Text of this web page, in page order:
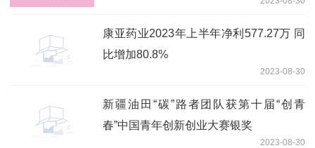
康亚药业2023年上半年净利577.27万 同
比增加80.8%
2023-08-30
新疆油田“碳”路者团队获第十届“创青
春”中国青年创新创业大赛银奖
2023-08-30